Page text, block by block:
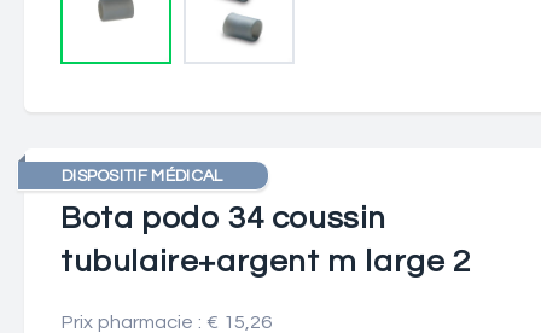
DISPOSITIF MÉDICAL
Bota podo 34 coussin
tubulaire+argent m large 2
Prix pharmacie : € 15,26